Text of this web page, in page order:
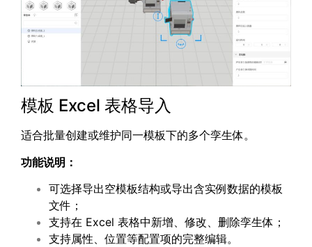
模板 Excel 表格导入
适合批量创建或维护同一模板下的多个孪生体。
功能说明：
可选择导出空模板结构或导出含实例数据的模板
文件；
支持在 Excel 表格中新增、修改、删除孪生体；
支持属性、位置等配置项的完整编辑。